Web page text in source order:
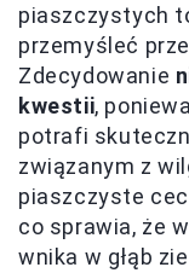
piaszczystych
przemyśleć
Zdecydowanie
kwestii,
potrafi
związanym z
piaszczyste
co sprawia, że
wnika w głąb